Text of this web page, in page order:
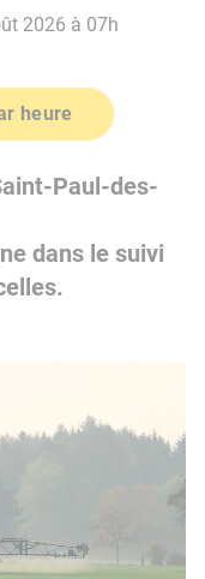
2026 à 07h
heure
Paul-des-
dans le suivi